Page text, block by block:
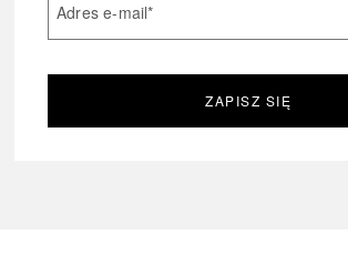
Adres e-mail*
ZAPISZ SIĘ